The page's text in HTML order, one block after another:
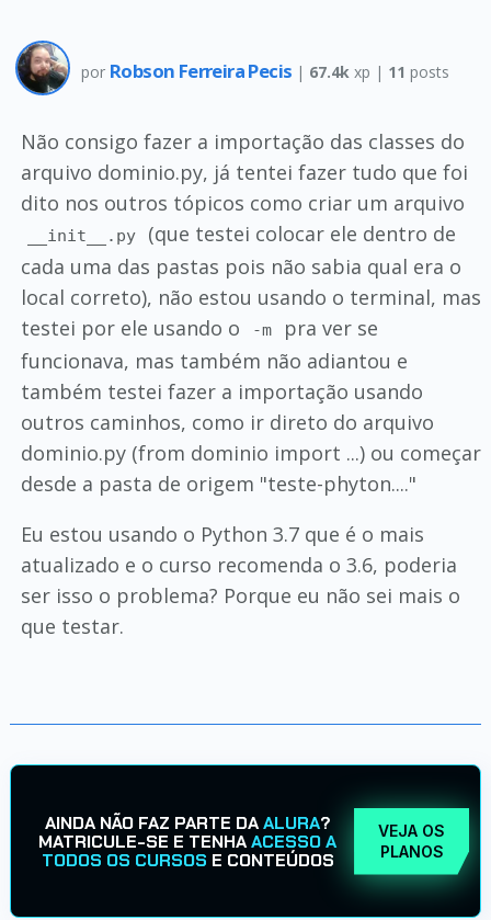
por Robson Ferreira Pecis | 67.4k xp | 11 posts
Não consigo fazer a importação das classes do
arquivo dominio.py, já tentei fazer tudo que foi
dito nos outros tópicos como criar um arquivo
__init__.py
(que testei colocar ele dentro de
cada uma das pastas pois não sabia qual era o
local correto), não estou usando o terminal, mas
testei por ele usando o
-m
pra ver se
funcionava, mas também não adiantou e
também testei fazer a importação usando
outros caminhos, como ir direto do arquivo
dominio.py (from dominio import ...) ou começar
desde a pasta de origem "teste-phyton...."
Eu estou usando o Python 3.7 que é o mais
atualizado e o curso recomenda o 3.6, poderia
ser isso o problema? Porque eu não sei mais o
que testar.
AINDA NÃO FAZ PARTE DAALURA?
MATRICULE-SE E TENHAACESSO A
TODOS OS CURSOS E CONTEÚDOS
VEJA OS
PLANOS